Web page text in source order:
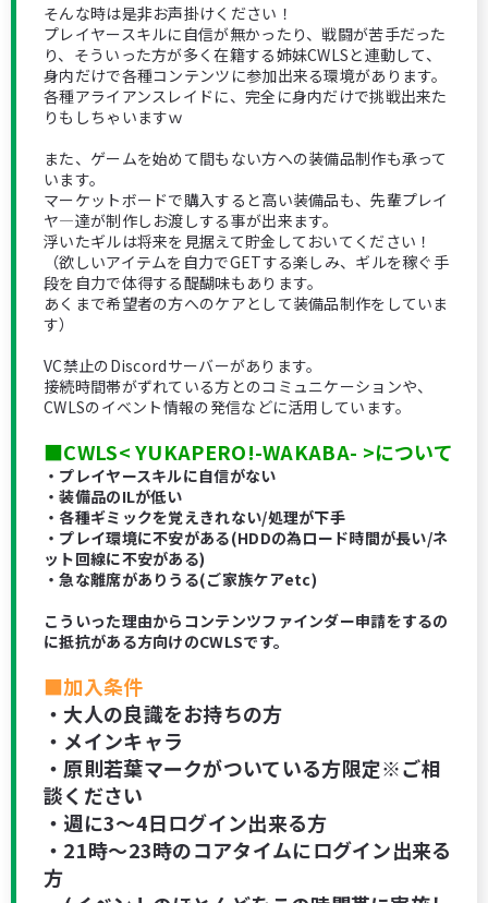
そんな時は是非お声掛けください！
プレイヤースキルに自信が無かったり、戦闘が苦手だった
り、そういった方が多く在籍する姉妹CWLSと連動して、
身内だけで各種コンテンツに参加出来る環境があります。
各種アライアンスレイドに、完全に身内だけで挑戦出来た
りもしちゃいますｗ
また、ゲームを始めて間もない方への装備品制作も承って
います。
マーケットボードで購入すると高い装備品も、先輩プレイ
ヤ―達が制作しお渡しする事が出来ます。
浮いたギルは将来を見据えて貯金しておいてください！
（欲しいアイテムを自力でGETする楽しみ、ギルを稼ぐ手
段を自力で体得する醍醐味もあります。
あくまで希望者の方へのケアとして装備品制作をしていま
す）
VC禁止のDiscordサーバーがあります。
接続時間帯がずれている方とのコミュニケーションや、
CWLSのイベント情報の発信などに活用しています。
■CWLS< YUKAPERO!-WAKABA- >について
・プレイヤースキルに自信がない
・装備品のILが低い
・各種ギミックを覚えきれない/処理が下手
・プレイ環境に不安がある(HDDの為ロード時間が長い/ネ
ット回線に不安がある)
・急な離席がありうる(ご家族ケアetc)
こういった理由からコンテンツファインダー申請をするの
に抵抗がある方向けのCWLSです。
■加入条件
・大人の良識をお持ちの方
・メインキャラ
・原則若葉マークがついている方限定※ご相
談ください
・週に3～4日ログイン出来る方
・21時～23時のコアタイムにログイン出来る
方